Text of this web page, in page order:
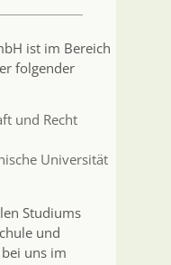
ist im Bereich
folgender
und Recht
Universität
Studiums
und
uns im